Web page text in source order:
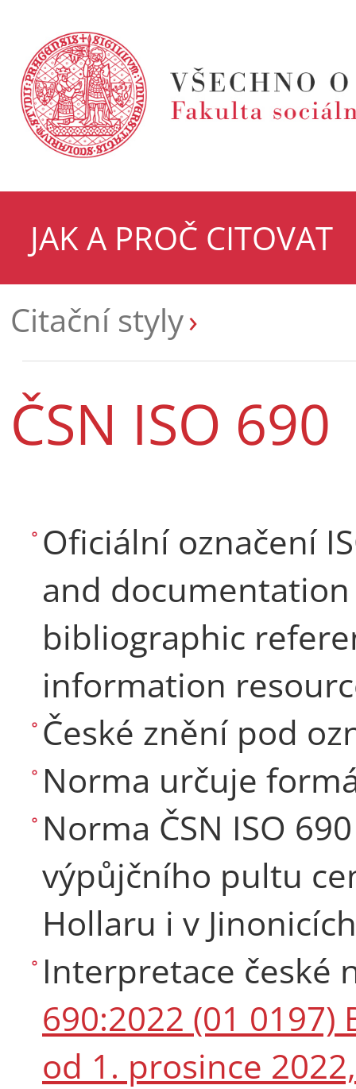
JAK A PROČ CITOVAT
Citační styly
ČSN ISO 690
Oficiální označení
and
bibliographic
information
České znění pod
Norma určuje
Norma ČSN ISO
výpůjčního pultu
Hollaru i v
Interpretace české
690:2022 (01
od 1. prosince